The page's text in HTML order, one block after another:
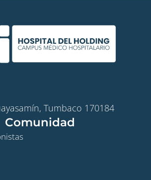
Tumbaco 170184
Comunidad